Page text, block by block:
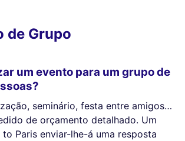
de Grupo
um evento para um grupo de
seminário, festa entre amigos…
de orçamento detalhado. Um
Paris enviar-lhe-á uma resposta